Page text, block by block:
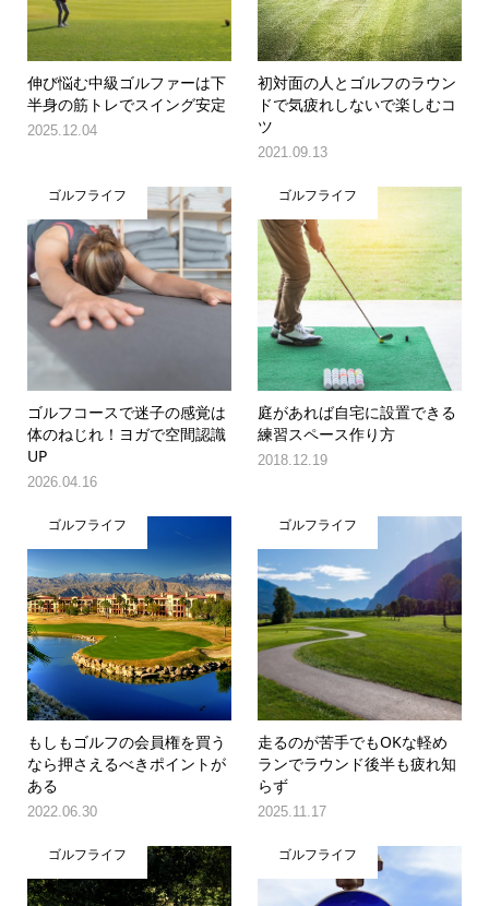
伸び悩む中級ゴルファーは下
半身の筋トレでスイング安定
2025.12.04
初対面の人とゴルフのラウン
ドで気疲れしないで楽しむコ
ツ
2021.09.13
ゴルフライフ
ゴルフコースで迷子の感覚は
体のねじれ！ヨガで空間認識
UP
2026.04.16
ゴルフライフ
庭があれば自宅に設置できる
練習スペース作り方
2018.12.19
ゴルフライフ
もしもゴルフの会員権を買う
なら押さえるべきポイントが
ある
2022.06.30
ゴルフライフ
走るのが苦手でもOKな軽め
ランでラウンド後半も疲れ知
らず
2025.11.17
ゴルフライフ ゴルフライフ